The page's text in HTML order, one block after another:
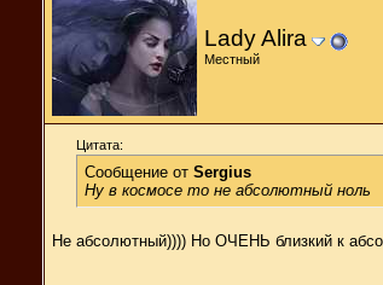
Lady Alira
Местный
Цитата:
Сообщение от Sergius
Ну в космосе то не абсолютный ноль
Не абсолютный)))) Но ОЧЕНЬ близкий к